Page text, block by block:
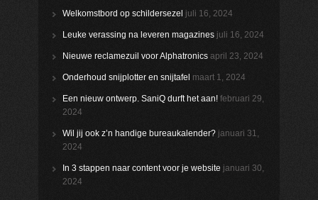
Welkomstbord op schildersezel juli 16, 2024
Leuke verassing na leveren magazines juli 16, 2024
Nieuwe reclamezuil voor Alphatronics april 23, 2024
Onderhoud snijplotter en snijtafel maart 1, 2024
Een nieuw ontwerp. SaniQ durft het aan! februari 29,
2024
Wil jij ook z’n handige bureaukalender? januari 31,
2024
In 3 stappen naar content voor je website januari 30,
2024